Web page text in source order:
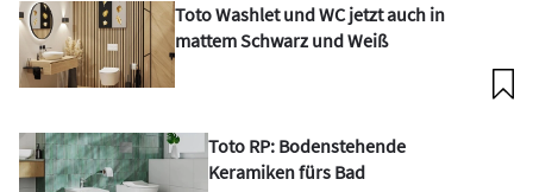
Toto Washlet und WC jetzt auch in
mattem Schwarz und Weiß
Toto RP: Bodenstehende
Keramiken fürs Bad